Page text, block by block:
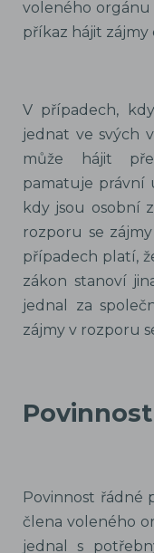
voleného orgánu
příkaz hájit
V případech,
jednat ve svých
může hájit
pamatuje právní
kdy jsou osobní
rozporu se
případech platí,
zákon stanoví
jednal za
zájmy v rozporu
Povinnost řádné
člena voleného
jednal s